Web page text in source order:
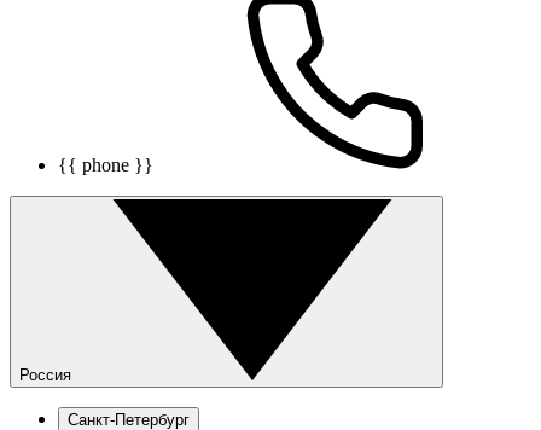
{{ phone }}
Россия
Санкт-Петербург